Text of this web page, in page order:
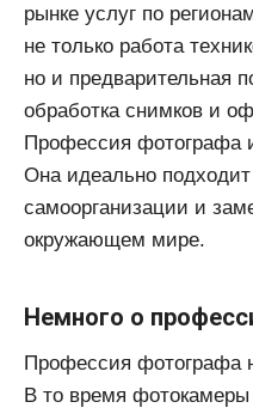
рынке услуг по
не только работа
но и предварительная
обработка снимков и
Профессия фотографа
Она идеально
самоорганизации и
окружающем мире.
Немного о
Профессия фотографа
В то время фотокамеры